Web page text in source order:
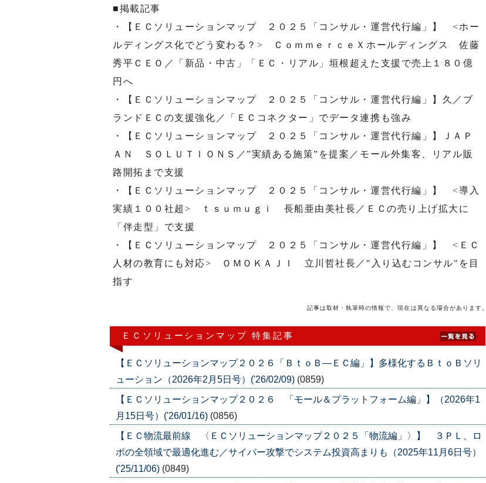
■掲載記事
・【ＥＣソリューションマップ ２０２５「コンサル・運営代行編」】 <ホー
ルディングス化でどう変わる？> ＣｏｍｍｅｒｃｅＸホールディングス 佐藤
秀平ＣＥＯ／「新品・中古」「ＥＣ・リアル」垣根超えた支援で売上１８０億
円へ
・【ＥＣソリューションマップ ２０２５「コンサル・運営代行編」】久／ブ
ランドＥＣの支援強化／「ＥＣコネクター」でデータ連携も強み
・【ＥＣソリューションマップ ２０２５「コンサル・運営代行編」】ＪＡＰ
ＡＮ ＳＯＬＵＴＩＯＮＳ／”実績ある施策”を提案／モール外集客、リアル販
路開拓まで支援
・【ＥＣソリューションマップ ２０２５「コンサル・運営代行編」】 <導入
実績１００社超> ｔｓｕｍｕｇｉ 長船亜由美社長／ＥＣの売り上げ拡大に
「伴走型」で支援
・【ＥＣソリューションマップ ２０２５「コンサル・運営代行編」】 <ＥＣ
人材の教育にも対応> ＯＭＯＫＡＪＩ 立川哲社長／"入り込むコンサル"を目
指す
記事は取材・執筆時の情報で、現在は異なる場合があります。
ＥＣソリューションマップ 特集記事
【ＥＣソリューションマップ２０２６「ＢｔｏＢ―ＥＣ編」】多様化するＢｔｏＢソリ
ューション（2026年2月5日号）('26/02/09) (0859)
【ＥＣソリューションマップ２０２６ 「モール＆プラットフォーム編」】（2026年1
月15日号）('26/01/16) (0856)
【ＥＣ物流最前線 〈ＥＣソリューションマップ２０２５「物流編」〉】 ３ＰＬ、ロ
ボの全領域で最適化進む／サイバー攻撃でシステム投資高まりも（2025年11月6日号）
('25/11/06) (0849)